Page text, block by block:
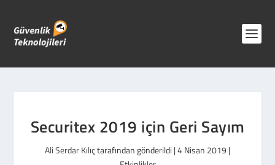
Securitex 2019 için Geri Sayım
Ali Serdar Kılıçtarafından gönderildi |4 Nisan 2019 |